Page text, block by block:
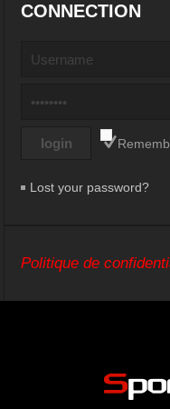
CONNECTION
Lost your password?
Politique de